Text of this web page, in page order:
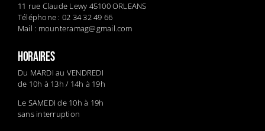
11 rue Claude Lewy 45100 ORLEANS
Téléphone : 02 34 32 49 66
Mail : mounteramag@gmail.com
HORAIRES
Du MARDI au VENDREDI
de 10h à 13h / 14h à 19h
Le SAMEDI de 10h à 19h
sans interruption